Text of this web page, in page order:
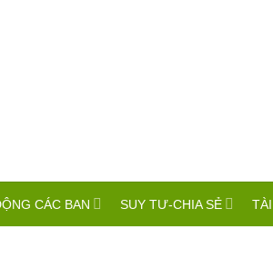
CÁC BAN SUY TƯ-CHIA SẺ